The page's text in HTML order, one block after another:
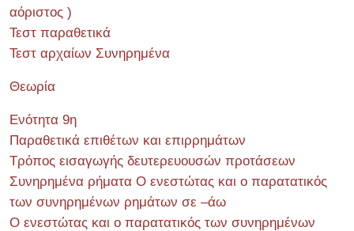
αόριστος )
Τεστ παραθετικά
Τεστ αρχαίων Συνηρημένα
Θεωρία
Ενότητα 9η
Παραθετικά επιθέτων και επιρρημάτων
Τρόπος εισαγωγής δευτερευουσών προτάσεων
Συνηρημένα ρήματα Ο ενεστώτας και ο παρατατικός
των συνηρημένων ρημάτων σε –άω
Ο ενεστώτας και ο παρατατικός των συνηρημένων